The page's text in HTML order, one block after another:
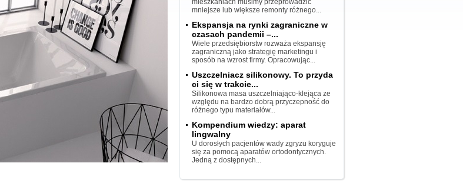
mieszkaniach musimy przeprowadzić
mniejsze lub większe remonty różnego...
Ekspansja na rynki zagraniczne w
czasach pandemii –...
Wiele przedsiębiorstw rozważa ekspansję
zagraniczną jako strategię marketingu i
sposób na wzrost firmy. Opracowując...
Uszczelniacz silikonowy. To przyda
ci się w trakcie...
Silikonowa masa uszczelniająco-klejąca ze
względu na bardzo dobrą przyczepność do
różnego typu materiałów...
Kompendium wiedzy: aparat
lingwalny
U dorosłych pacjentów wady zgryzu koryguje
się za pomocą aparatów ortodontycznych.
Jedną z dostępnych...